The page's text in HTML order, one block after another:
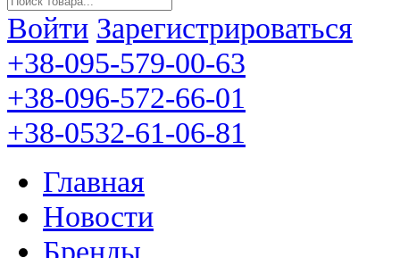
Войти Зарегистрироваться
+38-095-579-00-63
+38-096-572-66-01
+38-0532-61-06-81
Главная
Новости
Бренды